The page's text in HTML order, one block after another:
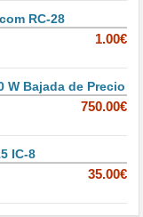
RC-28
1.00€
W Bajada de Precio
750.00€
IC-8
35.00€